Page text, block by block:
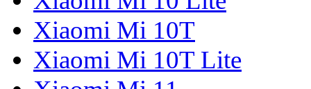
Xiaomi Mi 10T
Xiaomi Mi 10T Lite